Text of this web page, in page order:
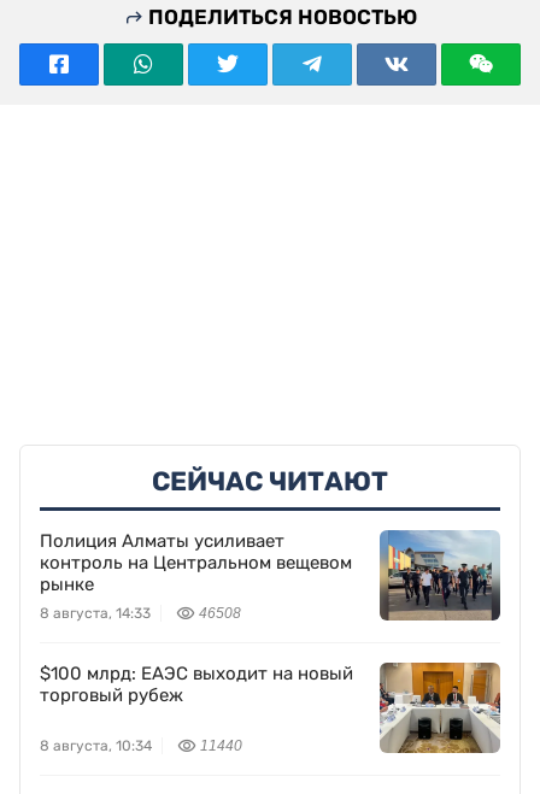
ПОДЕЛИТЬСЯ НОВОСТЬЮ
СЕЙЧАС ЧИТАЮТ
Полиция Алматы усиливает
контроль на Центральном вещевом
рынке
8 августа, 14:33 46508
$100 млрд: ЕАЭС выходит на новый
торговый рубеж
8 августа, 10:34 11440